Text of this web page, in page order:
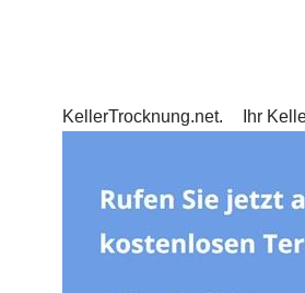
KellerTrocknung.net. Ihr